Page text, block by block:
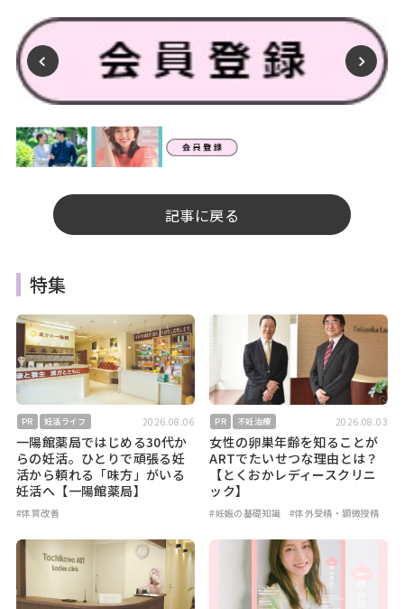
記事に戻る
特集
PR 妊活ライフ 2026.08.06
一陽館薬局ではじめる30代か
らの妊活。ひとりで頑張る妊
活から頼れる「味方」がいる
妊活へ【一陽館薬局】
#体質改善
PR 不妊治療 2026.08.03
女性の卵巣年齢を知ることが
ARTでたいせつな理由とは？
【とくおかレディースクリニ
ック】
#妊娠の基礎知識 #体外受精・顕微授精